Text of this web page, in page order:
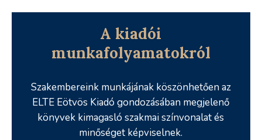
A kiadói
munkafolyamatokról
Szakembereink munkájának köszönhetően az
ELTE Eötvös Kiadó gondozásában megjelenő
könyvek kimagasló szakmai színvonalat és
minőséget képviselnek.